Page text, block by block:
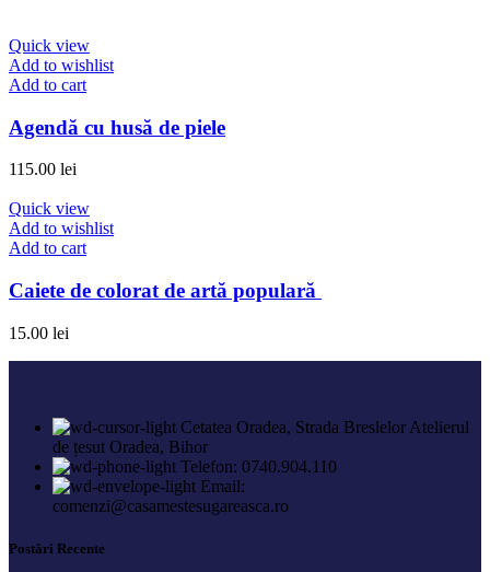
Quick view
Add to wishlist
Add to cart
Agendă cu husă de piele
115.00 lei
Quick view
Add to wishlist
Add to cart
Caiete de colorat de artă populară
15.00 lei
Cetatea Oradea, Strada Breslelor Atelierul
de țesut Oradea, Bihor
Telefon: 0740.904.110
Email:
comenzi@casamestesugareasca.ro
Postări Recente